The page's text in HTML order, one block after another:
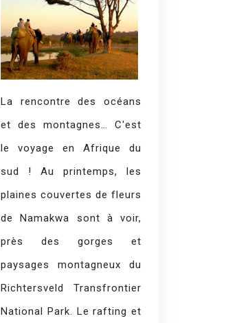
La rencontre des océans
et des montagnes… C'est
le voyage en Afrique du
sud ! Au printemps, les
plaines couvertes de fleurs
de Namakwa sont à voir,
près des gorges et
paysages montagneux du
Richtersveld Transfrontier
National Park. Le rafting et